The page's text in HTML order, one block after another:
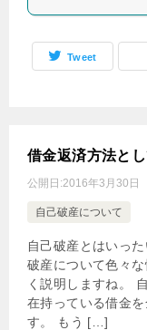
Tweet
借金返済方法と
公開日:2016年3月30日
自己破産について
自己破産とはいっ
破産について色々
く説明しますね。
在持っている借金
す。 もう […]